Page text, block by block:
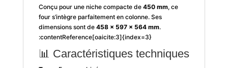
Conçu pour une niche compacte de 450 mm, ce
four s’intègre parfaitement en colonne. Ses
dimensions sont de 458 x 597 x 564 mm.
:contentReference[oaicite:3]{index=3}
📊 Caractéristiques techniques